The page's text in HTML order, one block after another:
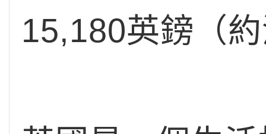
15,180英鎊（